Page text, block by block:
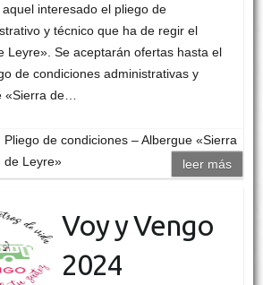
interesado el pliego de
y técnico que ha de regir el
Leyre». Se aceptarán ofertas hasta el
de condiciones administrativas y
«Sierra de…
Pliego de condiciones – Albergue «Sierra
de Leyre»
leer más
Voy y Vengo
2024